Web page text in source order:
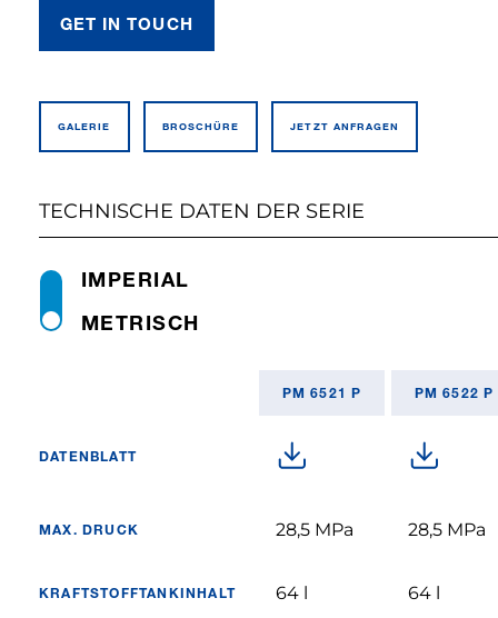
GET IN TOUCH
GALERIE BROSCHÜRE JETZT ANFRAGEN
TECHNISCHE DATEN DER SERIE
METRISCH
IMPERIAL
PM 6521 P PM 6522 P
DATENBLATT
MAX. DRUCK 28,5 MPa 28,5 MPa
KRAFTSTOFFTANKINHALT 64 l 64 l